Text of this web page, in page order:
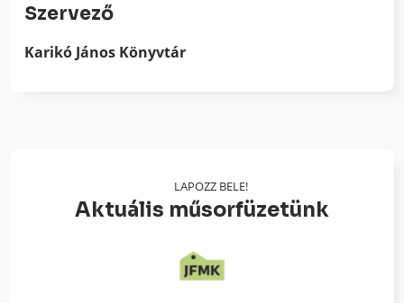
Szervező
Karikó János Könyvtár
LAPOZZ BELE!
Aktuális műsorfüzetünk